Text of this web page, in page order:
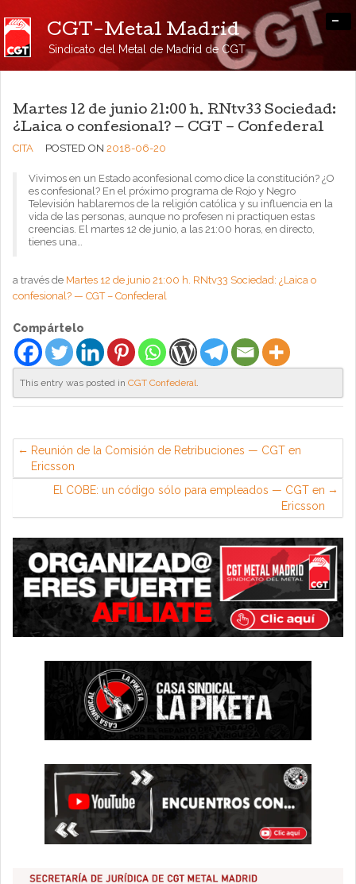
CGT-Metal Madrid
Sindicato del Metal de Madrid de CGT
-
Martes 12 de junio 21:00 h. RNtv33 Sociedad:
¿Laica o confesional? — CGT – Confederal
CITA POSTED ON 2018-06-20
Vivimos en un Estado aconfesional como dice la constitución? ¿O
es confesional? En el próximo programa de Rojo y Negro
Televisión hablaremos de la religión católica y su influencia en la
vida de las personas, aunque no profesen ni practiquen estas
creencias. El martes 12 de junio, a las 21:00 horas, en directo,
tienes una…
a través de Martes 12 de junio 21:00 h. RNtv33 Sociedad: ¿Laica o
confesional? — CGT – Confederal
Compártelo
This entry was posted in CGT Confederal.
Reunión de la Comisión de Retribuciones — CGT en
Ericsson
El COBE: un código sólo para empleados — CGT en
Ericsson